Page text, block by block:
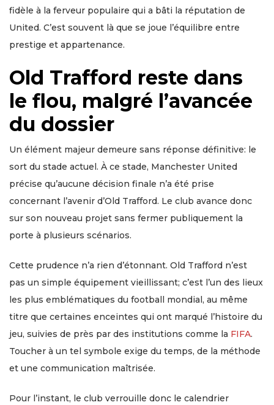
fidèle à la ferveur populaire qui a bâti la réputation de
United. C’est souvent là que se joue l’équilibre entre
prestige et appartenance.
Old Trafford reste dans
le flou, malgré l’avancée
du dossier
Un élément majeur demeure sans réponse définitive: le
sort du stade actuel. À ce stade, Manchester United
précise qu’aucune décision finale n’a été prise
concernant l’avenir d’Old Trafford. Le club avance donc
sur son nouveau projet sans fermer publiquement la
porte à plusieurs scénarios.
Cette prudence n’a rien d’étonnant. Old Trafford n’est
pas un simple équipement vieillissant; c’est l’un des lieux
les plus emblématiques du football mondial, au même
titre que certaines enceintes qui ont marqué l’histoire du
jeu, suivies de près par des institutions comme la FIFA.
Toucher à un tel symbole exige du temps, de la méthode
et une communication maîtrisée.
Pour l’instant, le club verrouille donc le calendrier